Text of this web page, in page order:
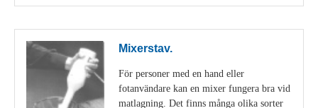
Mixerstav.
För personer med en hand eller
fotanvändare kan en mixer fungera bra vid
matlagning. Det finns många olika sorter